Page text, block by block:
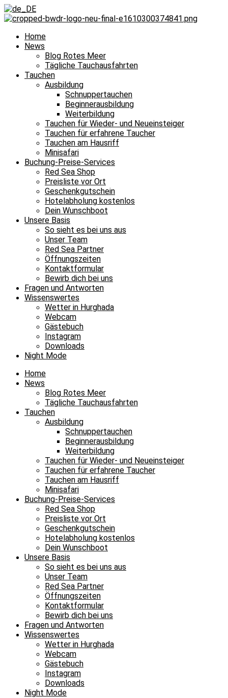
Home
News
Blog Rotes Meer
Tägliche Tauchausfahrten
Tauchen
Ausbildung
Schnuppertauchen
Beginnerausbildung
Weiterbildung
Tauchen für Wieder- und Neueinsteiger
Tauchen für erfahrene Taucher
Tauchen am Hausriff
Minisafari
Buchung-Preise-Services
Red Sea Shop
Preisliste vor Ort
Geschenkgutschein
Hotelabholung kostenlos
Dein Wunschboot
Unsere Basis
So sieht es bei uns aus
Unser Team
Red Sea Partner
Öffnungszeiten
Kontaktformular
Bewirb dich bei uns
Fragen und Antworten
Wissenswertes
Wetter in Hurghada
Webcam
Gästebuch
Instagram
Downloads
Night Mode
Home
News
Blog Rotes Meer
Tägliche Tauchausfahrten
Tauchen
Ausbildung
Schnuppertauchen
Beginnerausbildung
Weiterbildung
Tauchen für Wieder- und Neueinsteiger
Tauchen für erfahrene Taucher
Tauchen am Hausriff
Minisafari
Buchung-Preise-Services
Red Sea Shop
Preisliste vor Ort
Geschenkgutschein
Hotelabholung kostenlos
Dein Wunschboot
Unsere Basis
So sieht es bei uns aus
Unser Team
Red Sea Partner
Öffnungszeiten
Kontaktformular
Bewirb dich bei uns
Fragen und Antworten
Wissenswertes
Wetter in Hurghada
Webcam
Gästebuch
Instagram
Downloads
Night Mode
Tauchurlaub
Hurghada
geplant?
Ja,
gebucht/ich
komme
dieses
Fälle
noch
Vielleicht,
sich
Quarantänesituation
entwickelt
und
entscheide
spontan
fliege